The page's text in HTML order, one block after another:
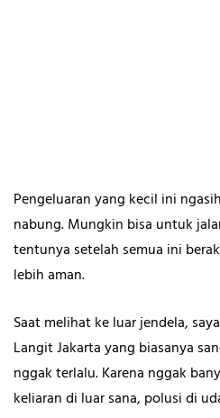
Pengeluaran yang kecil ini
nabung. Mungkin bisa untuk
tentunya setelah semua ini
lebih aman.
Saat melihat ke luar jendela,
Langit Jakarta yang biasanya
nggak terlalu. Karena nggak
keliaran di luar sana, polusi di